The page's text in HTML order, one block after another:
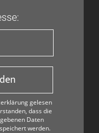
gelesen
dass die
Daten
werden.